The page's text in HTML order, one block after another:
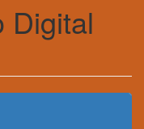
Digital